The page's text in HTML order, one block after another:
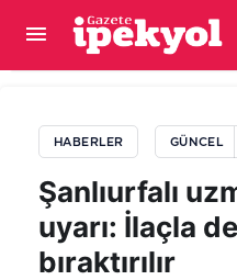
HABERLER GÜNCEL
Şanlıurfalı
uyarı: İlaçla
bıraktırılır
Şanlıurfalılar